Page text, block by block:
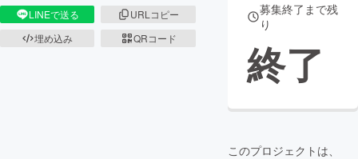
LINEで送る
URLコピー
埋め込み
QRコード
募集終了まで残
り
終了
このプロジェクトは、